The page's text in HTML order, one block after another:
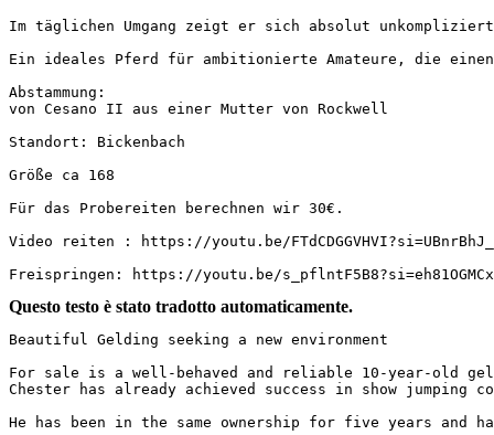
Im täglichen Umgang zeigt er sich absolut
Ein ideales Pferd für ambitionierte Amateure, die
Abstammung:
von Cesano II aus einer Mutter von Rockwell
Standort: Bickenbach
Größe ca 168
Für das Probereiten berechnen wir 30€.
Video reiten : https://youtu.be/
Freispringen: https://youtu.be/
Questo testo è stato tradotto automaticamente.
Beautiful Gelding seeking a new environment
For sale is a well-behaved and reliable 10-year-old
Chester has already achieved success in show
He has been in the same ownership for five years